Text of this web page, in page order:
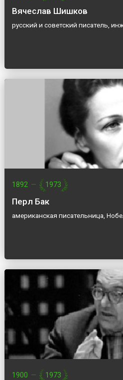
Вячеслав Шишков
русский и советский писатель,
1892 — 1973
Перл Бак
американская писательница,
1900 — 1973